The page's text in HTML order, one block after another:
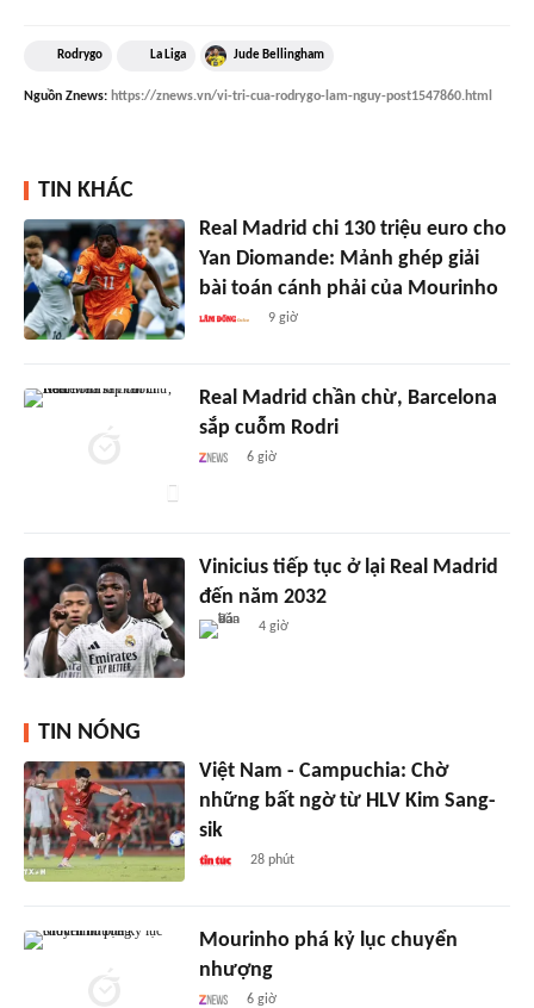
Rodrygo La Liga Jude Bellingham
Nguồn Znews: https://znews.vn/vi-tri-cua-rodrygo-lam-nguy-post1547860.html
TIN KHÁC
Real Madrid chi 130 triệu euro cho
Yan Diomande: Mảnh ghép giải
bài toán cánh phải của Mourinho
9 giờ
Real Madrid chần chừ, Barcelona
sắp cuỗm Rodri
6 giờ
Vinicius tiếp tục ở lại Real Madrid
đến năm 2032
4 giờ
TIN NÓNG
Việt Nam - Campuchia: Chờ
những bất ngờ từ HLV Kim Sang-
sik
28 phút
Mourinho phá kỷ lục chuyển
nhượng
6 giờ